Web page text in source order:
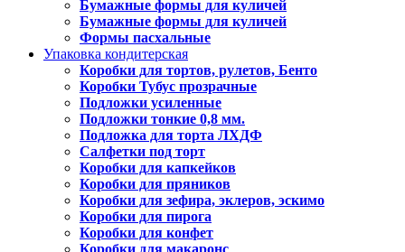
Бумажные формы для куличей
Бумажные формы для куличей
Формы пасхальные
Упаковка кондитерская
Коробки для тортов, рулетов, Бенто
Коробки Тубус прозрачные
Подложки усиленные
Подложки тонкие 0,8 мм.
Подложка для торта ЛХДФ
Салфетки под торт
Коробки для капкейков
Коробки для пряников
Коробки для зефира, эклеров, эскимо
Коробки для пирога
Коробки для конфет
Коробки для макаронс